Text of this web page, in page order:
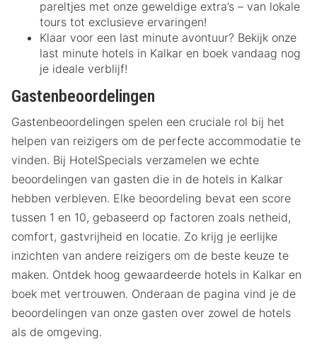
pareltjes met onze geweldige extra’s – van lokale
tours tot exclusieve ervaringen!
Klaar voor een last minute avontuur? Bekijk onze
last minute hotels in Kalkar en boek vandaag nog
je ideale verblijf!
Gastenbeoordelingen
Gastenbeoordelingen spelen een cruciale rol bij het
helpen van reizigers om de perfecte accommodatie te
vinden. Bij HotelSpecials verzamelen we echte
beoordelingen van gasten die in de hotels in Kalkar
hebben verbleven. Elke beoordeling bevat een score
tussen 1 en 10, gebaseerd op factoren zoals netheid,
comfort, gastvrijheid en locatie. Zo krijg je eerlijke
inzichten van andere reizigers om de beste keuze te
maken. Ontdek hoog gewaardeerde hotels in Kalkar en
boek met vertrouwen. Onderaan de pagina vind je de
beoordelingen van onze gasten over zowel de hotels
als de omgeving.